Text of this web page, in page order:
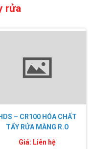
rửa
HDS – CR100 HÓA CHẤT
TẨY RỬA MÀNG R.O
Giá: Liên hệ